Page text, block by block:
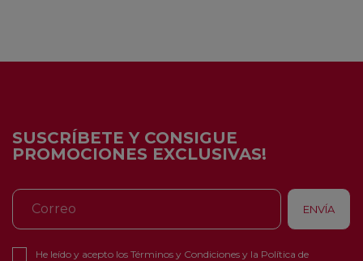
SUSCRÍBETE Y CONSIGUE
PROMOCIONES EXCLUSIVAS!
He leído y acepto los Términos y Condiciones y la Política de